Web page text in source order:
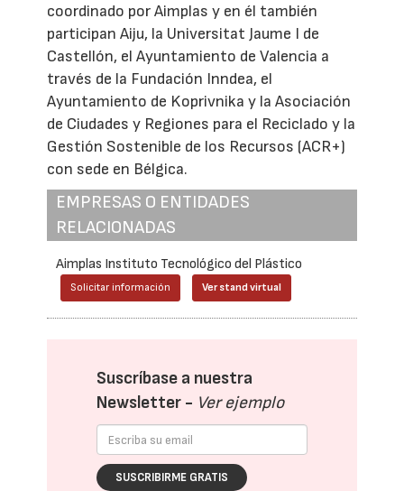
coordinado por Aimplas y en él también
participan Aiju, la Universitat Jaume I de
Castellón, el Ayuntamiento de Valencia a
través de la Fundación Inndea, el
Ayuntamiento de Koprivnika y la Asociación
de Ciudades y Regiones para el Reciclado y la
Gestión Sostenible de los Recursos (ACR+)
con sede en Bélgica.
EMPRESAS O ENTIDADES
RELACIONADAS
Aimplas Instituto Tecnológico del Plástico
Solicitar información Ver stand virtual
Suscríbase a nuestra
Newsletter - Ver ejemplo
SUSCRIBIRME GRATIS